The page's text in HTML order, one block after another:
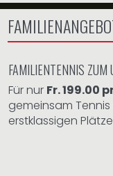
FAMILIENTENNIS
Für nur Fr. 199.00
gemeinsam
erstklassigen